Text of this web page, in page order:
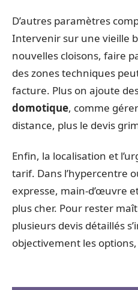
D’autres paramètres
Intervenir sur une vieille
nouvelles cloisons, faire
des zones techniques
facture. Plus on ajoute
domotique, comme
distance, plus le devis
Enfin, la localisation et
tarif. Dans l’hypercentre
expresse, main-d’œuvre
plus cher. Pour rester
plusieurs devis détaillés
objectivement les